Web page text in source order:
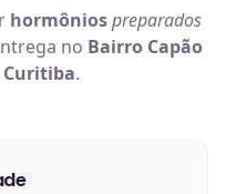
hormônios preparados
no Bairro Capão
.